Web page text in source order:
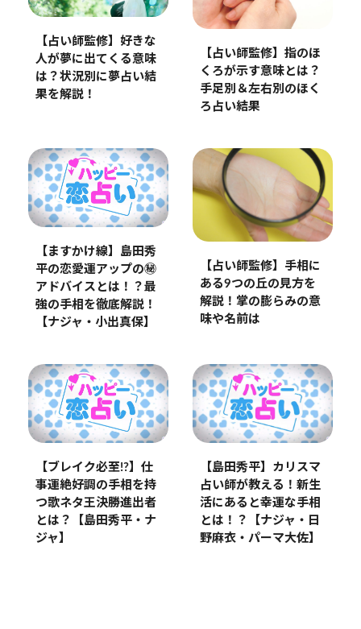
【占い師監修】好きな
人が夢に出てくる意味
は？状況別に夢占い結
果を解説！
【占い師監修】指のほ
くろが示す意味とは？
手足別＆左右別のほく
ろ占い結果
【ますかけ線】島田秀
平の恋愛運アップの㊙️
アドバイスとは！？最
強の手相を徹底解説！
【ナジャ・小出真保】
【占い師監修】手相に
ある9つの丘の見方を
解説！掌の膨らみの意
味や名前は
【ブレイク必至!?】仕
事運絶好調の手相を持
つ歌ネタ王決勝進出者
とは？【島田秀平・ナ
ジャ】
【島田秀平】カリスマ
占い師が教える！新生
活にあると幸運な手相
とは！？【ナジャ・日
野麻衣・パーマ大佐】